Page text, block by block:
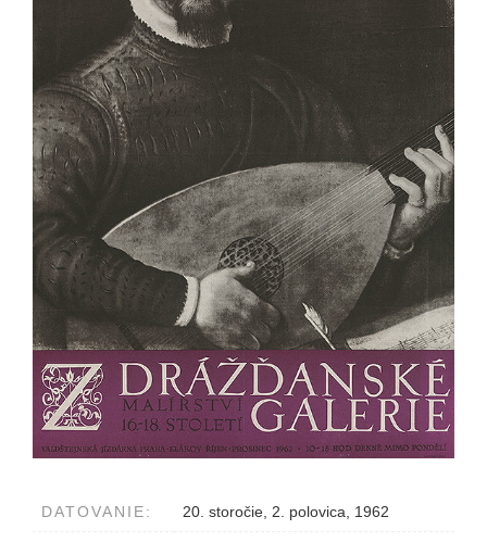
DATOVANIE: 20. storočie, 2. polovica, 1962